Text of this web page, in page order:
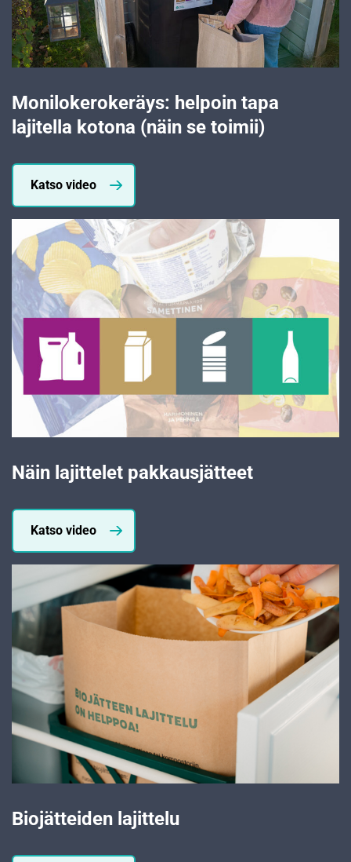
Monilokerokeräys: helpoin tapa
lajitella kotona (näin se toimii)
Katso video
Näin lajittelet pakkausjätteet
Katso video
Biojätteiden lajittelu